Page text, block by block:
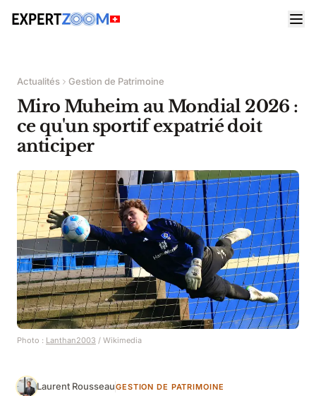
Actualités Gestion de Patrimoine
Miro Muheim au Mondial 2026 :
ce qu'un sportif expatrié doit
anticiper
Photo : Lanthan2003 / Wikimedia
Laurent RousseauGESTION DE PATRIMOINE